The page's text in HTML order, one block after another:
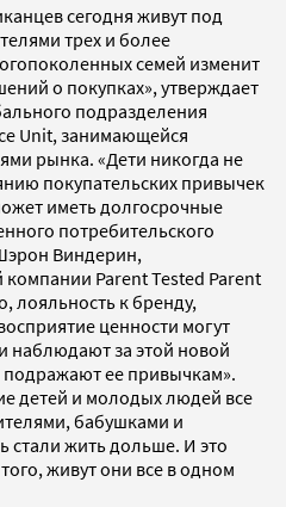
сегодня живут под
трех и более
семей изменит
о покупках», утверждает
подразделения
Unit, занимающейся
рынка. «Дети никогда не
покупательских привычек
иметь долгосрочные
потребительского
Виндерин,
Parent Tested Parent
лояльность к бренду,
ценности могут
наблюдают за этой новой
ее привычкам».
детей и молодых людей все
бабушками и
стали жить дольше. И это
живут они все в одном